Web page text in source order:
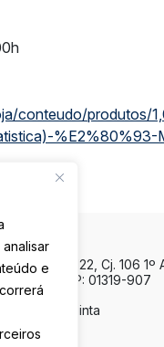
e
conteudo/produtos/
%E2%80%93-
Paula, 122, Cj. 106 1º
Paulo/SP CEP: 01319-907
a Quinta
às 18h.
Feira